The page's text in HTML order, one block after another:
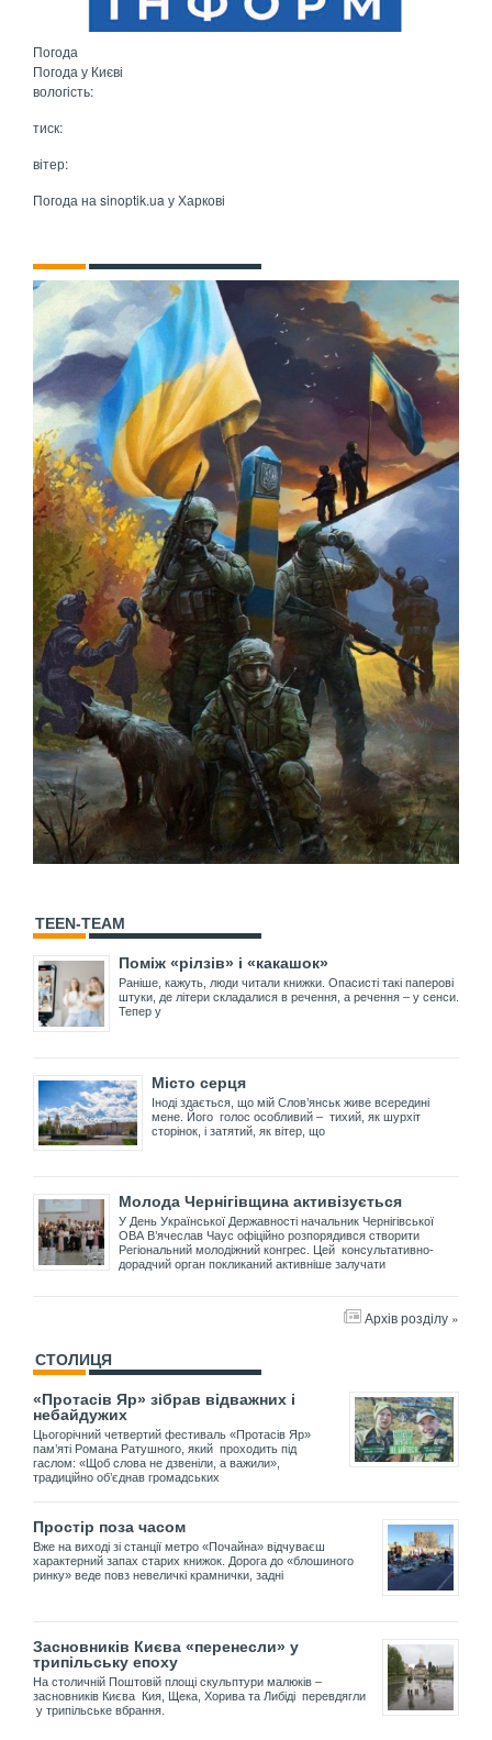
Погода
Погода у Києві
вологість:
тиск:
вітер:
Погода на sinoptik.ua у Харкові
TEEN-TEAM
Поміж «рілзів» і «какашок»
Раніше, кажуть, люди читали книжки. Опасисті такі паперові
штуки, де літери складалися в речення, а речення – у сенси.
Тепер у
Місто серця
Іноді здається, що мій Слов’янськ живе всередині
мене. Його голос особливий – тихий, як шурхіт
сторінок, і затятий, як вітер, що
Молода Чернігівщина активізується
У День Української Державності начальник Чернігівської
ОВА В’ячеслав Чаус офіційно розпорядився створити
Регіональний молодіжний конгрес. Цей консультативно-
дорадчий орган покликаний активніше залучати
Архів розділу »
СТОЛИЦЯ
«Протасів Яр» зібрав відважних і
небайдужих
Цьогорічний четвертий фестиваль «Протасів Яр»
пам’яті Романа Ратушного, який проходить під
гаслом: «Щоб слова не дзвеніли, а важили»,
традиційно об’єднав громадських
Простір поза часом
Вже на виході зі станції метро «Почайна» відчуваєш
характерний запах старих книжок. Дорога до «блошиного
ринку» веде повз невеличкі крамнички, задні
Засновників Києва «перенесли» у
трипільську епоху
На столичній Поштовій площі скульптури малюків –
засновників Києва Кия, Щека, Хорива та Либіді перевдягли
у трипільське вбрання.